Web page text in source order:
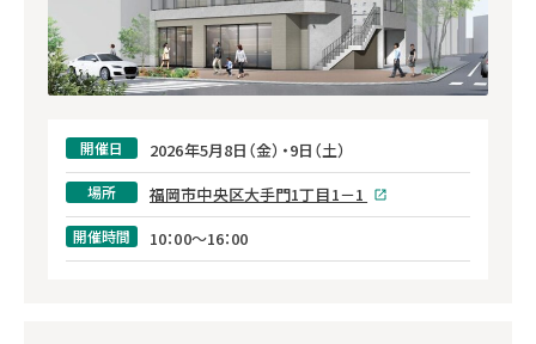
開催日 2026年5月8日（金）・9日（土）
場所 福岡市中央区大手門1丁目1－1
開催時間 10：00～16：00